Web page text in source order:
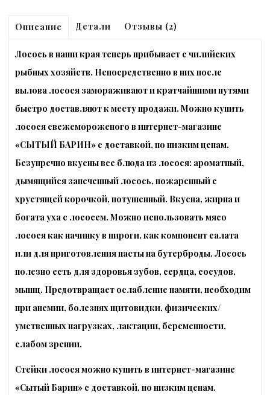
Описание Детали Отзывы (2)
Лосось в наши края теперь прибывает с чилийских
рыбных хозяйств. Непосредственно в них после
вылова лосося замораживают и кратчайшими путями
быстро доставляют к месту продажи. Можно купить
лосося свежемороженого в интернет-магазине
«СЫТЫЙ БАРИН» с доставкой, по низким ценам.
Безупречно вкусны все блюда из лосося: ароматный,
дымящийся запеченный лосось, пожаренный с
хрустящей корочкой, потушенный. Вкусна, жирна и
богата уха с лососем. Можно использовать мясо
лосося как начинку в пироги, как компонент салата
или для приготовления пасты на бутерброды. Лосось
полезно есть для здоровья зубов, сердца, сосудов,
мышц. Предотвращает ослабление памяти, необходим
при анемии, болезнях щитовидки, физических/
умственных нагрузках, лактации, беременности,
слабом зрении.
Стейки лосося можно купить в интернет-магазине
«Сытый Барин» с доставкой, по низким ценам.